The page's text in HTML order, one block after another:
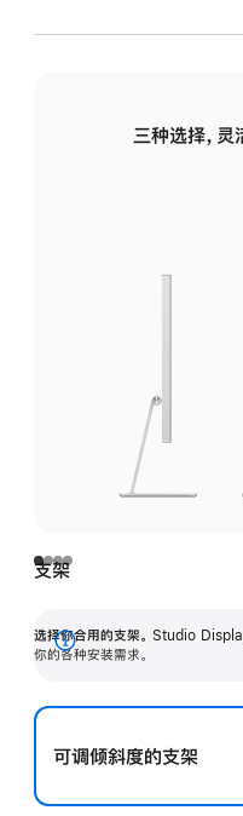
三种选择，灵
支架
选择你合用的支架。 Studio
你的各种安装需求。
展
可调倾斜度的支架